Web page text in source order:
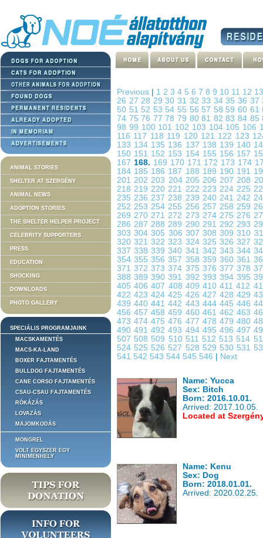
ANIMAL STORIES
SHELTER AT SZERGÉNY
ANIMAL NEWS
ADOPTION STORIES
THE SHELTER HELPER PROJECT
CELEBRITY SUPPORTERS
PRESS
EDUCATION
SHOCKING
DOWNLOADS
PHOTO GALLERY
SPECIÁLIS PROGRAMJAINK
MACSKAMENTÉS
MACS-KA-LAND
BOXER FAJTAMENTÉS
BULLDOG FAJTAMENTÉS
CANE CORSO FAJTAMENTÉS
CSAU-CSAU FAJTAMENTÉS
RÓKÁZÁS
LOVAZÁS
MAJOMKODÁS
MONGREL
VOLT EGYSZER EGY
MINIMENHELY
Previous 1 2 3 4 5 6 7 8 9 10 11 12
26 2728 293031 3233 343536 37
50 51 52 53 54 55 56 57 58 5960 61
74 7576 777879 8081 828384 85
98 99 100 101 102 103 104 105 106
116 117 118 119 120 121 122 123
133 134 135 136 137 138 139 140
150 151 152 153 154 155 156 157
167 168. 169 170 171 172 173 174
184 185 186 187 188 189 190 191
201202203 204 205 206207208
218219220221 222 223 224 225
235236237238 239 240 241 242
252253254255 256 257 258 259
269270271272 273 274 275 276
286287288289 290 291 292 293
303304305 306 307 308309310
320321322323 324 325 326 327
337338339340 341 342 343 344
354355356357 358 359 360 361
371372373374 375 376 377 378
388389390391 392 393 394 395
405406407 408 409 410411412
422423424425 426 427 428 429
439440441442 443 444 445 446
456457458459 460 461 462 463
473474475476 477 478 479 480
490491492493 494 495 496 497
507 508 509 510 511 512 513 514
524 525 526 527 528 529 530 531
541 542 543 544 545 546 Next
Name: Yucca
Sex: Bitch
Born: 2016.10.01.
Arrived: 2017.10.05.
Located at
Name: Kenu
Sex: Dog
Born: 2018.01.01.
Arrived: 2020.02.25.